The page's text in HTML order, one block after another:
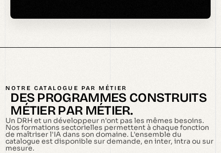
NOTRE CATALOGUE PAR MÉTIER
DES PROGRAMMES CONSTRUITS
MÉTIER PAR MÉTIER.
Un DRH et un développeur n'ont pas les mêmes besoins.
Nos formations sectorielles permettent à chaque fonction
de maîtriser l'IA dans son domaine. L'ensemble du
catalogue est disponible sur demande, en inter, intra ou sur
mesure.